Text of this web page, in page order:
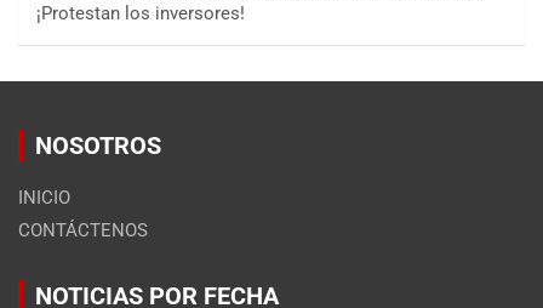
¡Protestan los inversores!
NOSOTROS
INICIO
CONTÁCTENOS
NOTICIAS POR FECHA